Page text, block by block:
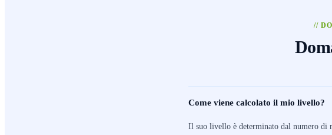
//
Come viene calcolato il mio livello?
Il suo livello è determinato dal numero di